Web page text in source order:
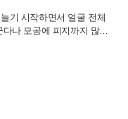
기 시작하면서 얼굴 전체
나 모공에 피지까지 많이
. 모공에 박힌 피지를 관
게 변하게 되는데, 이를
해 피지 또는 블랙헤드를